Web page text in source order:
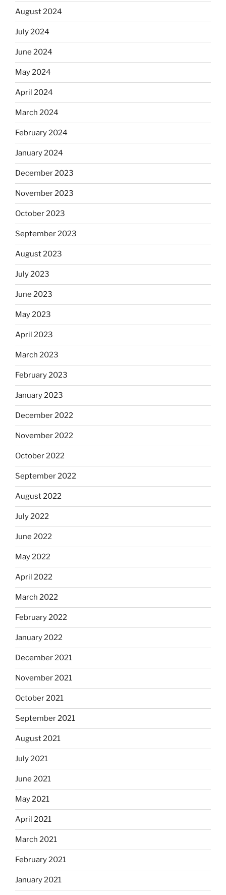
August 2024
July 2024
June 2024
May 2024
April 2024
March 2024
February 2024
January 2024
December 2023
November 2023
October 2023
September 2023
August 2023
July 2023
June 2023
May 2023
April 2023
March 2023
February 2023
January 2023
December 2022
November 2022
October 2022
September 2022
August 2022
July 2022
June 2022
May 2022
April 2022
March 2022
February 2022
January 2022
December 2021
November 2021
October 2021
September 2021
August 2021
July 2021
June 2021
May 2021
April 2021
March 2021
February 2021
January 2021